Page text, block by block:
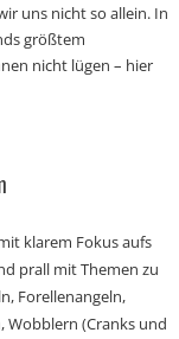
uns nicht so allein. In
größtem
nicht lügen – hier
klarem Fokus aufs
prall mit Themen zu
Forellenangeln,
Wobblern (Cranks und